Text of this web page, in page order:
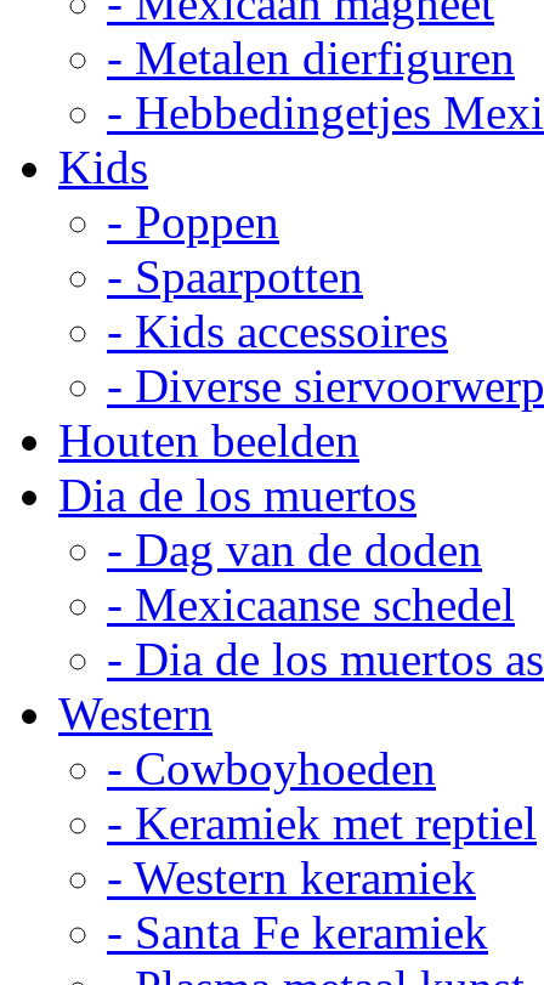
- Metalen dierfiguren
- Hebbedingetjes
Kids
- Poppen
- Spaarpotten
- Kids accessoires
- Diverse
Houten beelden
Dia de los muertos
- Dag van de doden
- Mexicaanse schedel
- Dia de los muertos
Western
- Cowboyhoeden
- Keramiek met reptiel
- Western keramiek
- Santa Fe keramiek